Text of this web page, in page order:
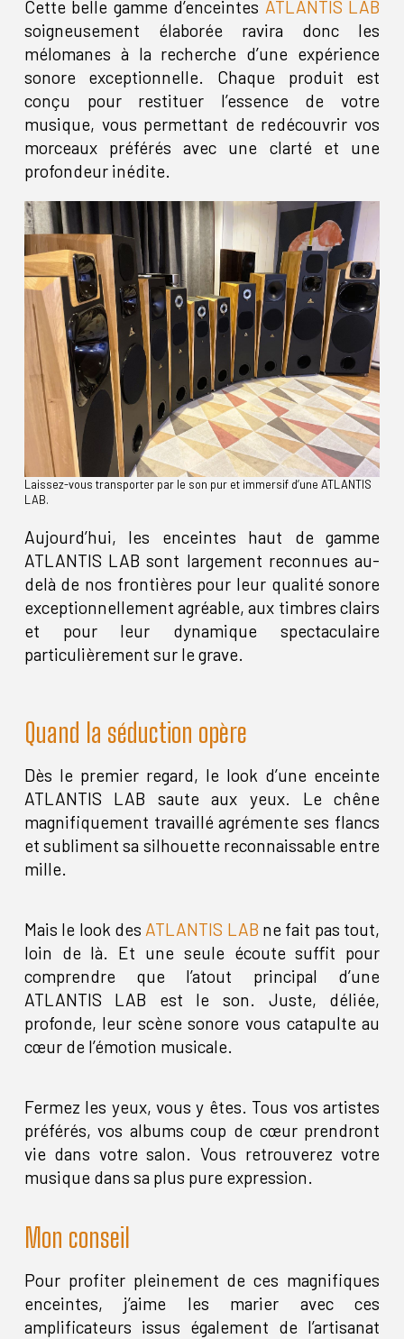
Cette belle gamme d’enceintes ATLANTIS LAB
soigneusement élaborée ravira donc les
mélomanes à la recherche d’une expérience
sonore exceptionnelle. Chaque produit est
conçu pour restituer l’essence de votre
musique, vous permettant de redécouvrir vos
morceaux préférés avec une clarté et une
profondeur inédite.
Laissez-vous transporter par le son pur et immersif d’une ATLANTIS
LAB.
Aujourd’hui, les enceintes haut de gamme
ATLANTIS LAB sont largement reconnues au-
delà de nos frontières pour leur qualité sonore
exceptionnellement agréable, aux timbres clairs
et pour leur dynamique spectaculaire
particulièrement sur le grave.
Quand la séduction opère
Dès le premier regard, le look d’une enceinte
ATLANTIS LAB saute aux yeux. Le chêne
magnifiquement travaillé agrémente ses flancs
et subliment sa silhouette reconnaissable entre
mille.
Mais le look des ATLANTIS LAB ne fait pas tout,
loin de là. Et une seule écoute suffit pour
comprendre que l’atout principal d’une
ATLANTIS LAB est le son. Juste, déliée,
profonde, leur scène sonore vous catapulte au
cœur de l’émotion musicale.
Fermez les yeux, vous y êtes. Tous vos artistes
préférés, vos albums coup de cœur prendront
vie dans votre salon. Vous retrouverez votre
musique dans sa plus pure expression.
Mon conseil
Pour profiter pleinement de ces magnifiques
enceintes, j’aime les marier avec ces
amplificateurs issus également de l’artisanat